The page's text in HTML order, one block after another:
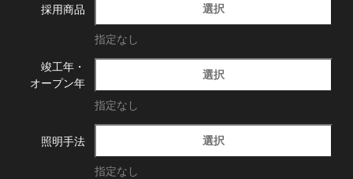
採用商品 選択
指定なし
竣工年・
オープン年
選択
指定なし
照明手法 選択
指定なし